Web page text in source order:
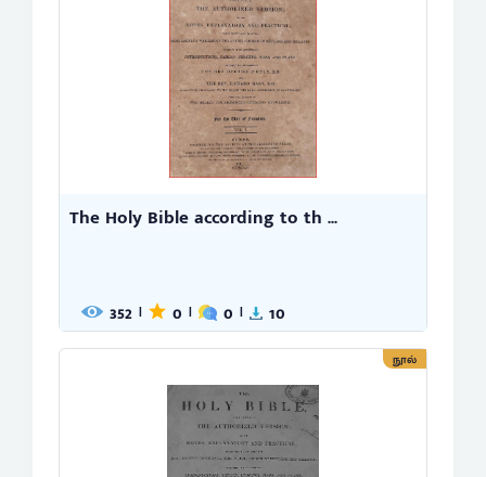
The Holy Bible according to th ...
352 | 0 | 0 | 10
நூல்